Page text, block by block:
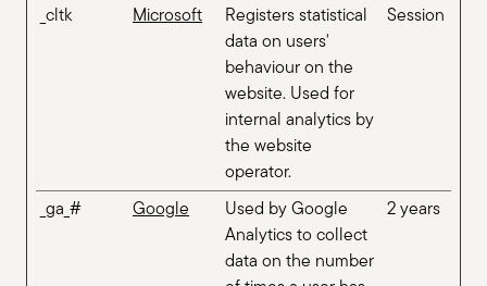
_cltk Microsoft
Registers statistical
data on users'
behaviour on the
website. Used for
internal analytics by
the website
operator.
Session
_ga_# Google
Used by Google
Analytics to collect
data on the number
2 years